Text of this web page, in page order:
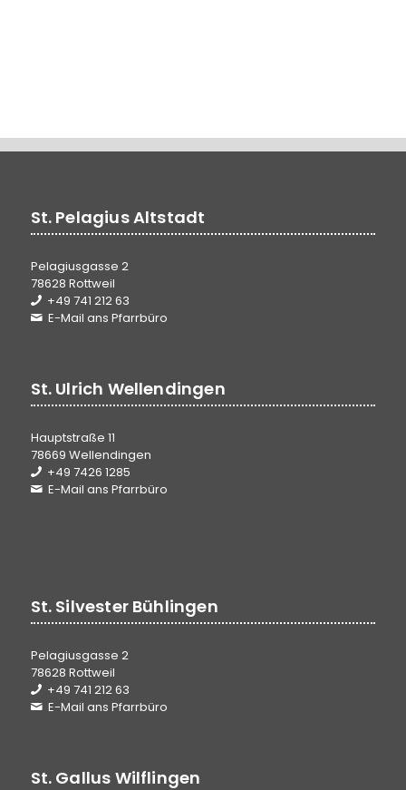
St. Pelagius Altstadt
Pelagiusgasse 2
78628 Rottweil
+49 741 212 63
E-Mail ans Pfarrbüro
St. Ulrich Wellendingen
Hauptstraße 11
78669 Wellendingen
+49 7426 1285
E-Mail ans Pfarrbüro
St. Silvester Bühlingen
Pelagiusgasse 2
78628 Rottweil
+49 741 212 63
E-Mail ans Pfarrbüro
St. Gallus Wilflingen